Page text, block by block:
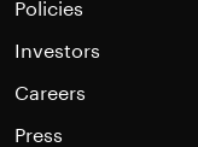
Policies
Investors
Careers
Press